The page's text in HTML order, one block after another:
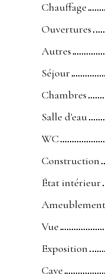
Chauffage
Ouvertures
Autres
Séjour
Chambres
Salle d'eau
WC
Construction
État intérieur
Ameublement
Vue
Exposition
Cave